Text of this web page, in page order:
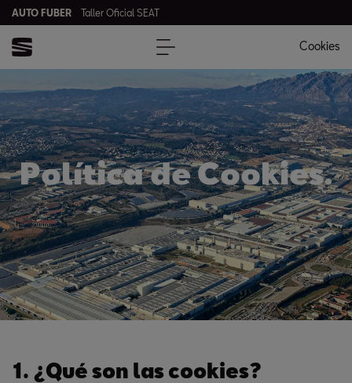
AUTO FUBER Taller Oficial SEAT
Cookies
Política de Cookies.
1. ¿Qué son las cookies?